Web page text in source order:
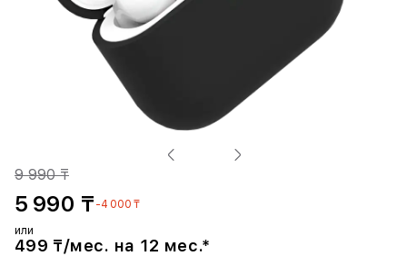
9 990 ₸
5 990 ₸ -4 000 ₸
или
499 ₸/мес. на 12 мес.*